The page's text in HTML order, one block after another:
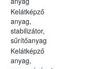
Kelátképző
anyag,
stabilizátor,
sűrítőanyag
Kelátképző
anyag,